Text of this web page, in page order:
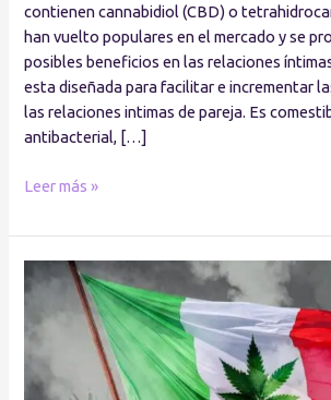
contienen cannabidiol (CBD) o
han vuelto populares en el mercado y se
posibles beneficios en las relaciones
esta diseñada para facilitar e incrementar
las relaciones intimas de pareja. Es
antibacterial, […]
Leer más »
La
Marihuana
en